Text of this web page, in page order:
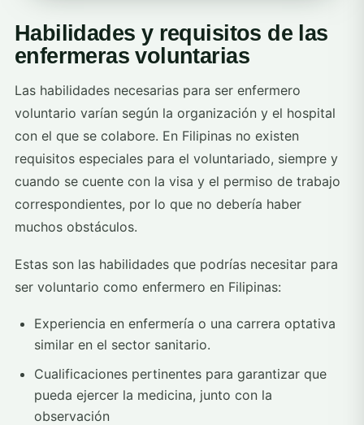
Habilidades y requisitos de las
enfermeras voluntarias
Las habilidades necesarias para ser enfermero
voluntario varían según la organización y el hospital
con el que se colabore. En Filipinas no existen
requisitos especiales para el voluntariado, siempre y
cuando se cuente con la visa y el permiso de trabajo
correspondientes, por lo que no debería haber
muchos obstáculos.
Estas son las habilidades que podrías necesitar para
ser voluntario como enfermero en Filipinas:
Experiencia en enfermería o una carrera optativa
similar en el sector sanitario.
Cualificaciones pertinentes para garantizar que
pueda ejercer la medicina, junto con la
observación